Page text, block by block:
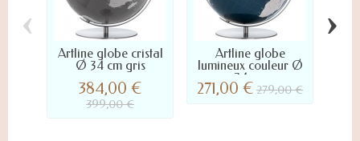
Artline globe cristal
Ø 34 cm gris
384,00 €
399,00 €
Artline globe
lumineux couleur Ø
34 cm
271,00 € 279,00 €
‹ ›